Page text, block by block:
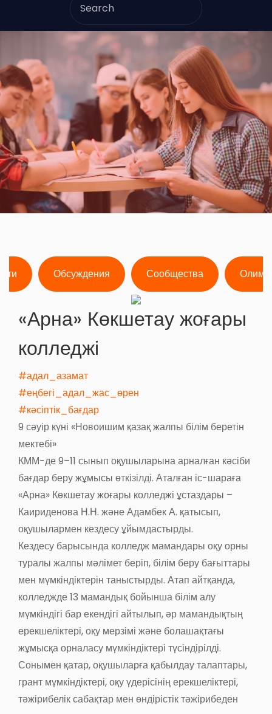
Обсуждения Сообщества
«Арна» Көкшетау жоғары
колледжі
#адал_азамат
#еңбегі_адал_жас_өрен
#кәсіптік_бағдар
9 сәуір күні «Новоишим қазақ жалпы білім беретін
мектебі»
КММ-де 9–11 сынып оқушыларына арналған кәсіби
бағдар беру жұмысы өткізілді. Аталған іс-шараға
«Арна» Көкшетау жоғары колледжі ұстаздары –
Каириденова Н.Н. және Адамбек А. қатысып,
оқушылармен кездесу ұйымдастырды.
Кездесу барысында колледж мамандары оқу орны
туралы жалпы мәлімет беріп, білім беру бағыттары
мен мүмкіндіктерін таныстырды. Атап айтқанда,
колледжде 13 мамандық бойынша білім алу
мүмкіндігі бар екендігі айтылып, әр мамандықтың
ерекшеліктері, оқу мерзімі және болашақтағы
жұмысқа орналасу мүмкіндіктері түсіндірілді.
Сонымен қатар, оқушыларға қабылдау талаптары,
грант мүмкіндіктері, оқу үдерісінің ерекшеліктері,
тәжірибелік сабақтар мен өндірістік тәжірибеден